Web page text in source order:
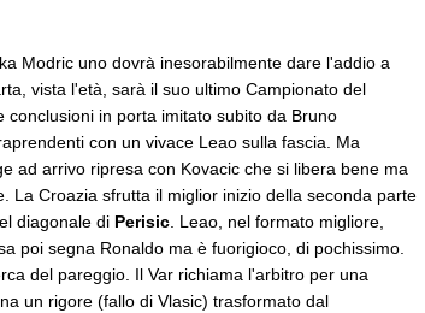
Modric uno dovrà inesorabilmente dare l'addio a
vista l'età, sarà il suo ultimo Campionato del
conclusioni in porta imitato subito da Bruno
con un vivace Leao sulla fascia. Ma
ad arrivo ripresa con Kovacic che si libera bene ma
La Croazia sfrutta il miglior inizio della seconda parte
diagonale di Perisic . Leao, nel formato migliore,
poi segna Ronaldo ma è fuorigioco, di pochissimo.
del pareggio. Il Var richiama l'arbitro per una
un rigore (fallo di Vlasic) trasformato dal